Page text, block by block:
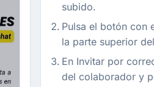
subido.
Pulsa el botón con
la parte superior
En Invitar por
del colaborador y